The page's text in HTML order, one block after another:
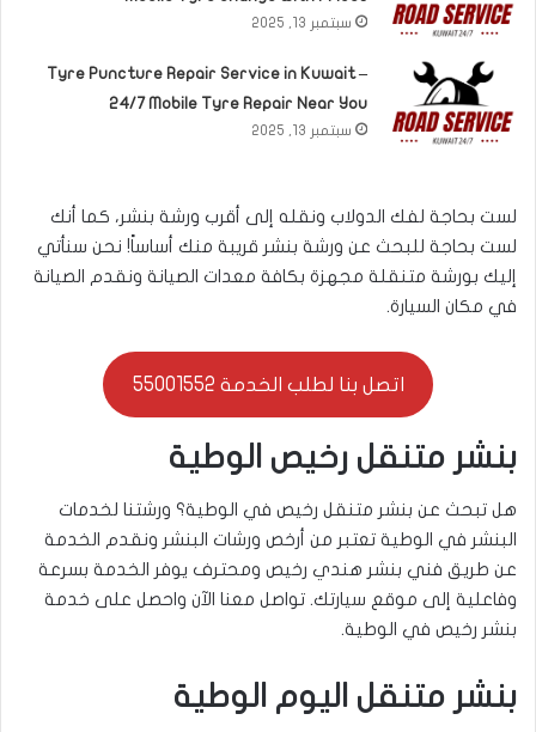
سبتمبر 13, 2025
Tyre Puncture Repair Service in Kuwait –
24/7 Mobile Tyre Repair Near You
سبتمبر 13, 2025
لست بحاجة لفك الدولاب ونقله إلى أقرب ورشة بنشر، كما أنك
لست بحاجة للبحث عن ورشة بنشر قريبة منك أساساً! نحن سنأتي
إليك بورشة متنقلة مجهزة بكافة معدات الصيانة ونقدم الصيانة
في مكان السيارة.
اتصل بنا لطلب الخدمة 55001552
بنشر متنقل رخيص الوطية
هل تبحث عن بنشر متنقل رخيص في الوطية؟ ورشتنا لخدمات
البنشر في الوطية تعتبر من أرخص ورشات البنشر ونقدم الخدمة
عن طريق فني بنشر هندي رخيص ومحترف يوفر الخدمة بسرعة
وفاعلية إلى موقع سيارتك. تواصل معنا الآن واحصل على خدمة
بنشر رخيص في الوطية.
بنشر متنقل اليوم الوطية